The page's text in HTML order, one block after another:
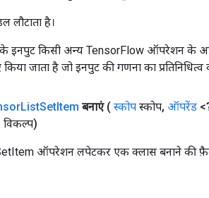
लौटाता है।
इनपुट किसी अन्य TensorFlow ऑपरेशन के
जाता है जो इनपुट की गणना का प्रतिनिधित्व
ListSetItem बनाएं ( स्कोप स्कोप, ऑपरेंड
विकल्प)
ऑपरेशन लपेटकर एक क्लास बनाने की